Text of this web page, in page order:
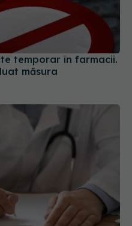
temporar în farmacii.
măsura